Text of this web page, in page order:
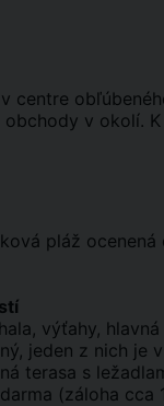
centre
obchody v okolí.
pláž
výťahy,
jeden z nich je
terasa s
(záloha cca